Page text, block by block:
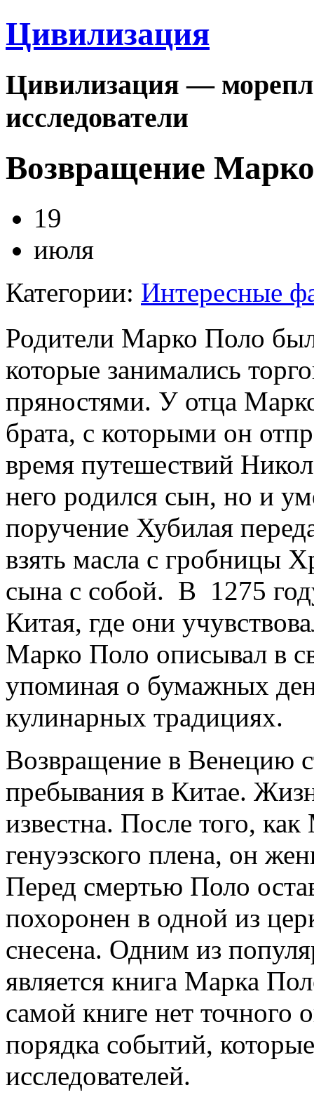
Цивилизация
Цивилизация —
исследователи
Возвращение
19
июля
Категории: Интересные
Родители Марко Поло
которые занимались
пряностями. У отца
брата, с которыми он
время путешествий
него родился сын, но и
поручение Хубилая
взять масла с гробницы
сына с собой. В 1275
Китая, где они
Марко Поло описывал в
упоминая о бумажных
кулинарных традициях.
Возвращение в Венецию
пребывания в Китае.
известна. После того,
генуэзского плена, он
Перед смертью Поло
похоронен в одной из
снесена. Одним из
является книга Марка
самой книге нет точного
порядка событий,
исследователей.